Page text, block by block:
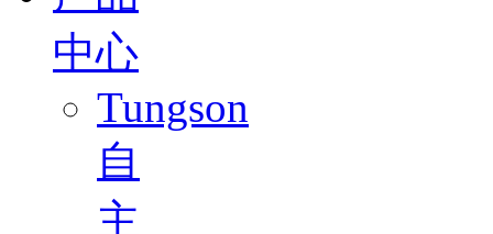
中心
Tungson
自
主